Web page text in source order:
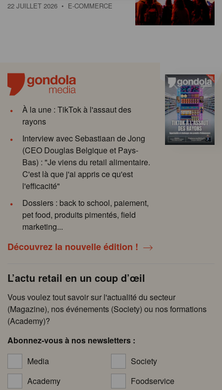
22 JUILLET 2026 • E-COMMERCE
À la une : TikTok à l'assaut des
rayons
Interview avec Sebastiaan de Jong
(CEO Douglas Belgique et Pays-
Bas) : "Je viens du retail alimentaire.
C'est là que j'ai appris ce qu'est
l'efficacité"
Dossiers : back to school, paiement,
pet food, produits pimentés, field
marketing...
Découvrez la nouvelle édition !
L’actu retail en un coup d’œil
Vous voulez tout savoir sur l'actualité du secteur
(Magazine), nos événements (Society) ou nos formations
(Academy)?
Abonnez-vous à nos newsletters :
Media
Society
Academy
Foodservice